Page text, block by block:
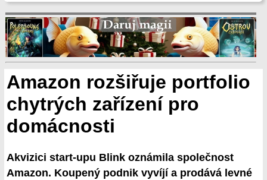
Amazon rozšiřuje portfolio
chytrých zařízení pro
domácnosti
Akvizici start-upu Blink oznámila společnost
Amazon. Koupený podnik vyvíjí a prodává levné